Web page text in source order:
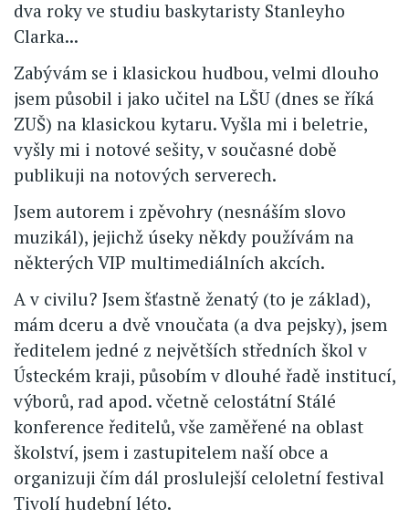
dva roky ve studiu baskytaristy Stanleyho
Clarka...
Zabývám se i klasickou hudbou, velmi dlouho
jsem působil i jako učitel na LŠU (dnes se říká
ZUŠ) na klasickou kytaru. Vyšla mi i beletrie,
vyšly mi i notové sešity, v současné době
publikuji na notových serverech.
Jsem autorem i zpěvohry (nesnáším slovo
muzikál), jejichž úseky někdy používám na
některých VIP multimediálních akcích.
A v civilu? Jsem šťastně ženatý (to je základ),
mám dceru a dvě vnoučata (a dva pejsky), jsem
ředitelem jedné z největších středních škol v
Ústeckém kraji, působím v dlouhé řadě institucí,
výborů, rad apod. včetně celostátní Stálé
konference ředitelů, vše zaměřené na oblast
školství, jsem i zastupitelem naší obce a
organizuji čím dál proslulejší celoletní festival
Tivolí hudební léto.